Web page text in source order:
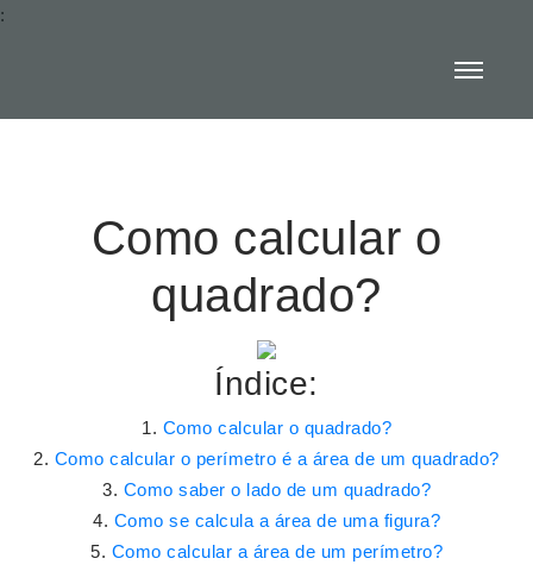
:
Como calcular o
quadrado?
Índice:
Como calcular o quadrado?
Como calcular o perímetro é a área de um quadrado?
Como saber o lado de um quadrado?
Como se calcula a área de uma figura?
Como calcular a área de um perímetro?